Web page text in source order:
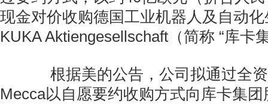
现金对价收购德国工业机器人及自动
KUKA Aktiengesellschaft（简称 “库卡
根据美的公告，公司拟通过全资
Mecca以自愿要约收购方式向库卡集